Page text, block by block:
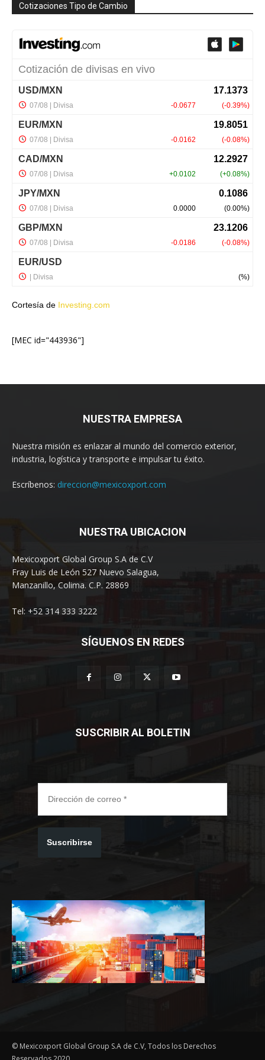
Cotizaciones Tipo de Cambio
Cortesía de Investing.com
[MEC id="443936"]
NUESTRA EMPRESA
Nuestra misión es enlazar al mundo del comercio exterior,
industria, logística y transporte e impulsar tu éxito.
Escríbenos: direccion@mexicoxport.com
NUESTRA UBICACION
Mexicoxport Global Group S.A de C.V
Fray Luis de León 527 Nuevo Salagua,
Manzanillo, Colima. C.P. 28869
Tel: +52 314 333 3222
SÍGUENOS EN REDES
SUSCRIBIR AL BOLETIN
Suscribirse
© Mexicoxport Global Group S.A de C.V, Todos los Derechos